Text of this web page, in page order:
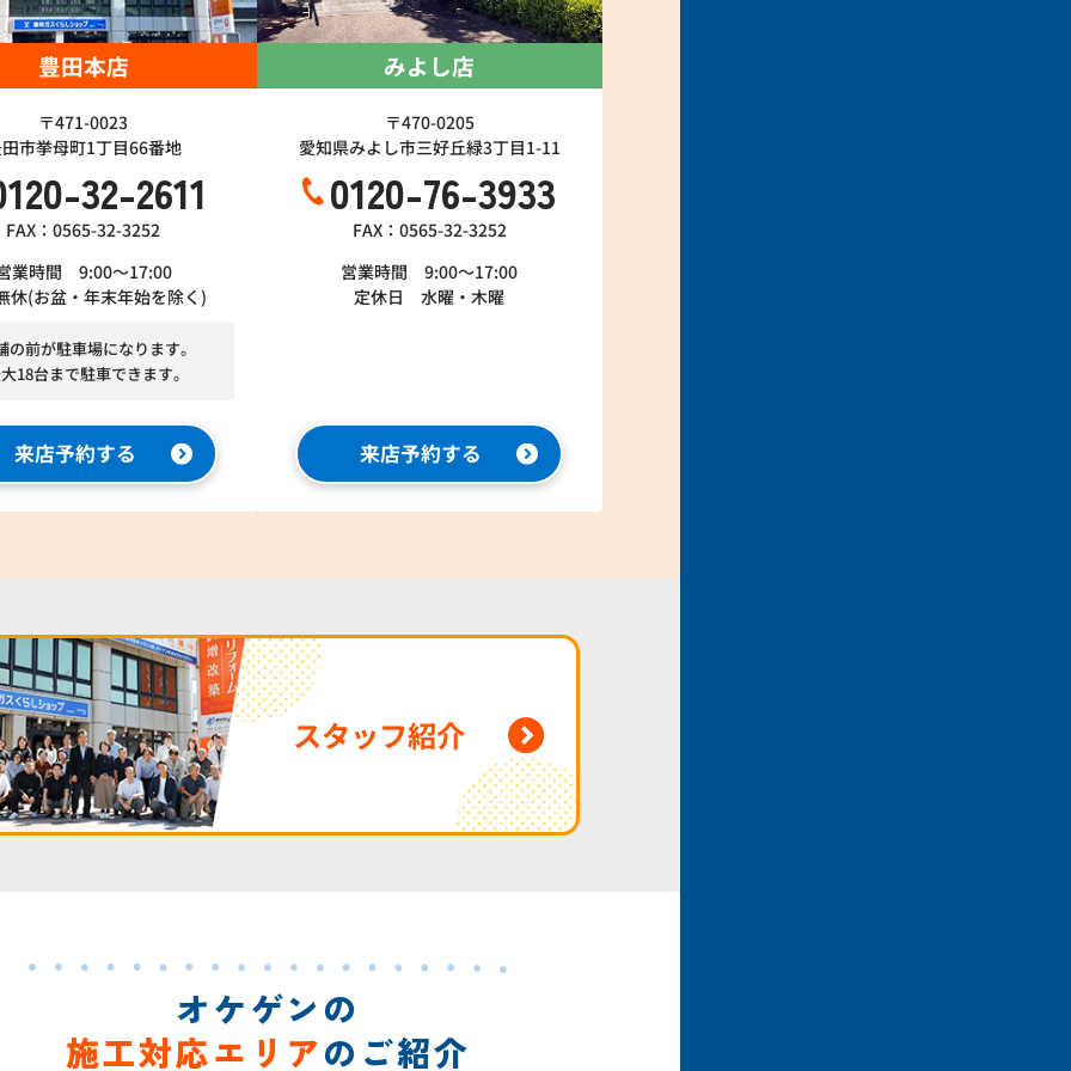
豊田本店
〒471-0023
市挙母町1丁目66番地
32-2611
FAX：0565-32-3252
業時間 9:00～17:00
休(お盆・年末年始を除く)
の前が駐車場になります。
18台まで駐車できます。
来店予約する
みよし店
〒470-0205
愛知県みよし市三好丘緑3丁目1-11
0120-76-3933
FAX：0565-32-3252
営業時間 9:00～17:00
定休日 水曜・木曜
来店予約する
スタッフ紹介
オケゲンの
施工対応エリアのご紹介